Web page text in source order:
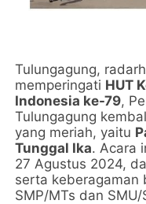
Tulungagung,
memperingati HUT
Indonesia ke-79,
Tulungagung
yang meriah, yaitu
Tunggal Ika. Acara
27 Agustus 2024,
serta keberagaman
SMP/MTs dan SMU/